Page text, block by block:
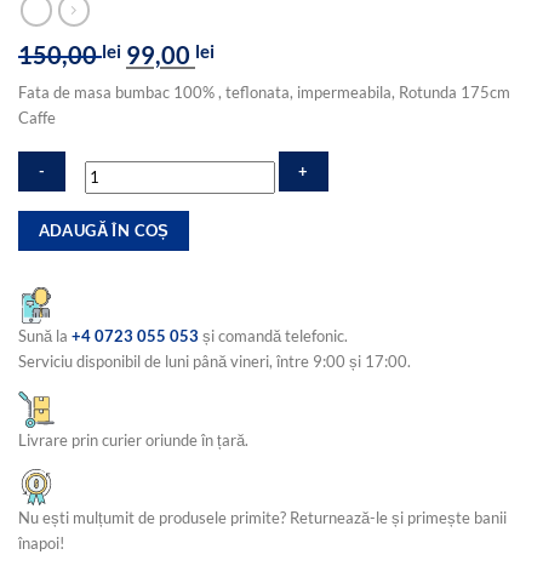
150,00lei Prețul
inițial
a
99,00 leiPrețul
este:
Fata de masa bumbac 100% , teflonata, impermeabila, Rotunda 175cm
Caffe
Cantitate
masa
bumbac
100%
,
impermeabila,
Rotunda
175cm
Caffe
ADAUGĂ ÎN COȘ
Sună la +4 0723 055 053 și comandă telefonic.
Serviciu disponibil de luni până vineri, între 9:00 și 17:00.
Livrare prin curier oriunde în țară.
Nu ești mulțumit de produsele primite? Returnează-le și primește banii
înapoi!